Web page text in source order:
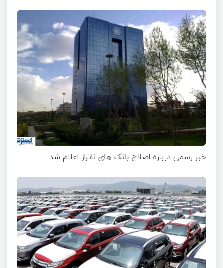
خبر رسمی درباره اصلاح بانک های ناتراز اعلام شد